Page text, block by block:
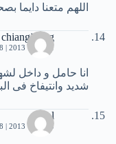
اللهم متعنا
chiangjuang
1 أكتوبر، 2013 | 8:58 ص
انا حامل و داخل
شديد وانتيفاخ فى
Lol
5 أكتوبر، 2013 | 8:18 ص